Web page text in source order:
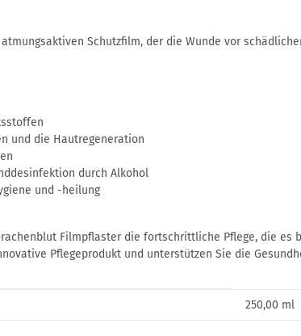
Schutzfilm, der die Wunde vor
und die Hautregeneration
durch Alkohol
und -heilung
Filmpflaster die fortschrittliche Pflege, die
Pflegeprodukt und unterstützen Sie die
250,00 ml